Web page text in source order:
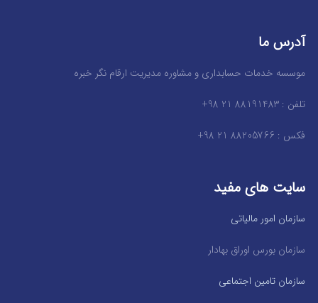
آدرس ما
موسسه خدمات حسابداری و مشاوره مدیریت ارقام نگر خبره
تلفن : 88191483 21 98+
فکس : 88205766 21 98+
سایت های مفید
سازمان امور مالیاتی
سازمان بورس اوراق بهادار
سازمان تامین اجتماعی